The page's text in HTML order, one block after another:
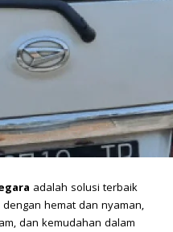
adalah solusi terbaik
hemat dan nyaman,
dan kemudahan dalam